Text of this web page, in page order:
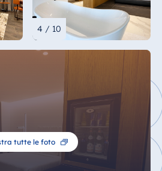
4 / 10
tutte le foto